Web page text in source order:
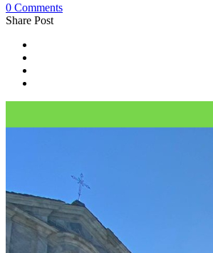
0 Comments
Share Post